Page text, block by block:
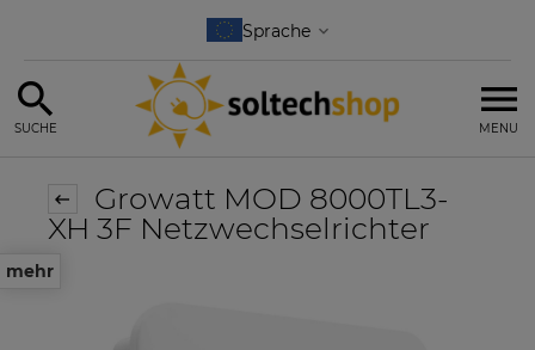
MENU
SUCHE
mehr
Growatt MOD 8000TL3-
XH 3F Netzwechselrichter